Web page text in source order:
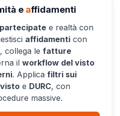
e affidamenti
e realtà con
affidamenti con
collega le fatture
il workflow del visto
. Applica filtri sui
visto e DURC, con
massive.